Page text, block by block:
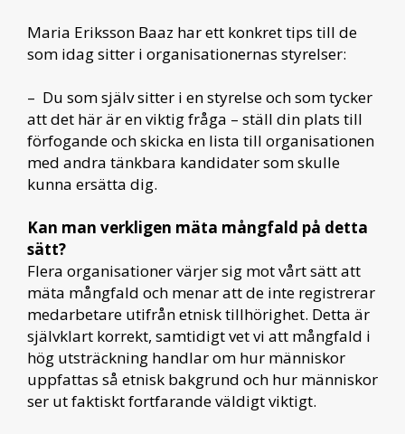
Maria Eriksson Baaz har ett konkret tips till de
som idag sitter i organisationernas styrelser:
– Du som själv sitter i en styrelse och som tycker
att det här är en viktig fråga – ställ din plats till
förfogande och skicka en lista till organisationen
med andra tänkbara kandidater som skulle
kunna ersätta dig.
Kan man verkligen mäta mångfald på detta
sätt?
Flera organisationer värjer sig mot vårt sätt att
mäta mångfald och menar att de inte registrerar
medarbetare utifrån etnisk tillhörighet. Detta är
självklart korrekt, samtidigt vet vi att mångfald i
hög utsträckning handlar om hur människor
uppfattas så etnisk bakgrund och hur människor
ser ut faktiskt fortfarande väldigt viktigt.